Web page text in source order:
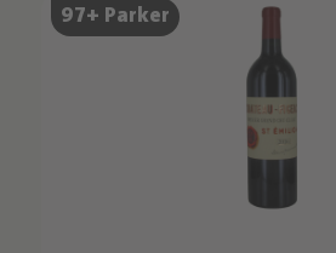
SCHATZKAMMER
SEHR LIMITIERT
97+ Parker